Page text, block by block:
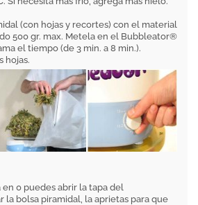
(con hojas y recortes) con el material
500 gr. max. Metela en el Bubbleator®
el tiempo (de 3 min. a 8 min.).
hojas.
0 puedes abrir la tapa del
bolsa piramidal, la aprietas para que